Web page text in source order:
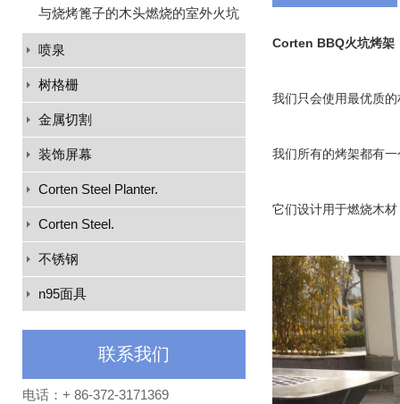
与烧烤篦子的木头燃烧的室外火坑
喷泉
树格栅
金属切割
装饰屏幕
Corten Steel Planter.
Corten Steel.
不锈钢
n95面具
联系我们
电话：+ 86-372-3171369
Corten BBQ火坑烤架
我们只会使用最优质
我们所有的烤架都有
它们设计用于燃烧木